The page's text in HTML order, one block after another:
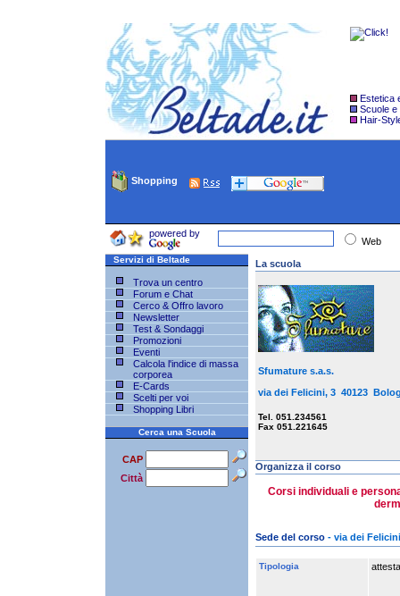
Estetica
Scuole e
Hair-
Shopping
powered by
Web
Servizi di Beltade
Trova un centro
Forum e Chat
Cerco & Offro lavoro
Newsletter
Test & Sondaggi
Promozioni
Eventi
Calcola l'indice di massa
corporea
E-Cards
Scelti per voi
Shopping Libri
Cerca una Scuola
CAP
Città
La scuola
Sfumature s.a.s.
via dei Felicini, 3 40123
Tel. 051.234561
Fax 051.221645
Organizza il corso
Corsi individuali e
Sede del corso- via dei
Tipologia